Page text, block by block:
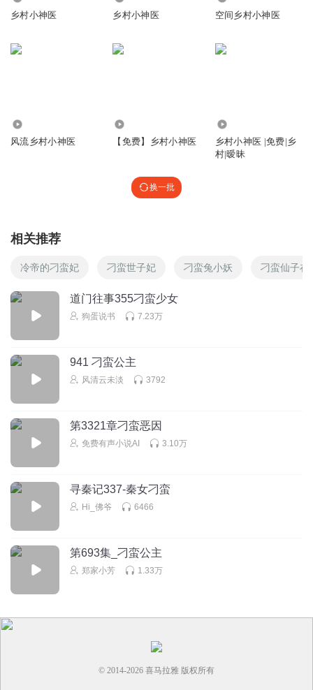
回复
乡村小神医 乡村小神医 空间乡村小神医
风流乡村小神医 【免费】乡村小神医
乡村小神医 |免费|乡
村|暧昧
换一批
相关推荐
冷帝的刁蛮妃 刁蛮世子妃 刁蛮兔小妖 刁蛮仙子在
道门往事355刁蛮少女
狗蛋说书 7.23万
941 刁蛮公主
风清云未淡 3792
第3321章刁蛮恶因
免费有声小说AI 3.10万
寻秦记337-秦女刁蛮
Hi_佛爷 6466
第693集_刁蛮公主
郑家小芳 1.33万
© 2014-2026 喜马拉雅 版权所有